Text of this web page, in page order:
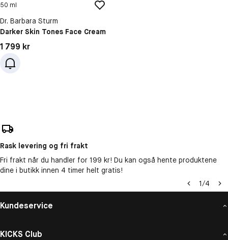
50 ml
Dr. Barbara Sturm
Darker Skin Tones Face Cream
Pris: 1 799 kr
1 799 kr
Rask levering og fri frakt
Fri frakt når du handler for 199 kr! Du kan også hente produktene
dine i butikk innen 4 timer helt gratis!
1/4
Kundeservice
KICKS Club